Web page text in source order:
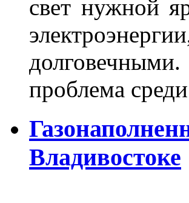
свет нужной
проблема
Владивостоке